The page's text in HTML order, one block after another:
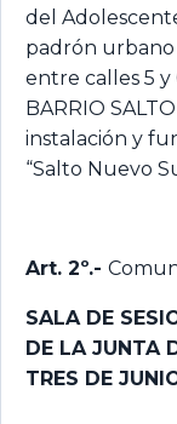
del
padrón urbano
entre calles 5 y
BARRIO
instalación y
“Salto Nuevo
Art. 2º.-
SALA DE
DE LA JUNTA
TRES DE